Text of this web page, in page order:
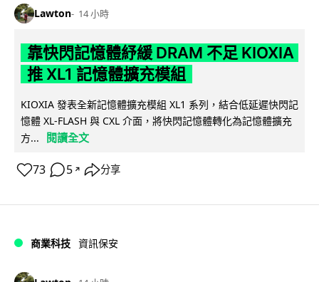
Lawton 14 小時
靠快閃記憶體紓緩 DRAM 不足 KIOXIA
推 XL1 記憶體擴充模組
KIOXIA 發表全新記憶體擴充模組 XL1 系列，結合低延遲快閃記
憶體 XL-FLASH 與 CXL 介面，將快閃記憶體轉化為記憶體擴充
方...
閱讀全文
73 5 ↗ 分享
商業科技 資訊保安